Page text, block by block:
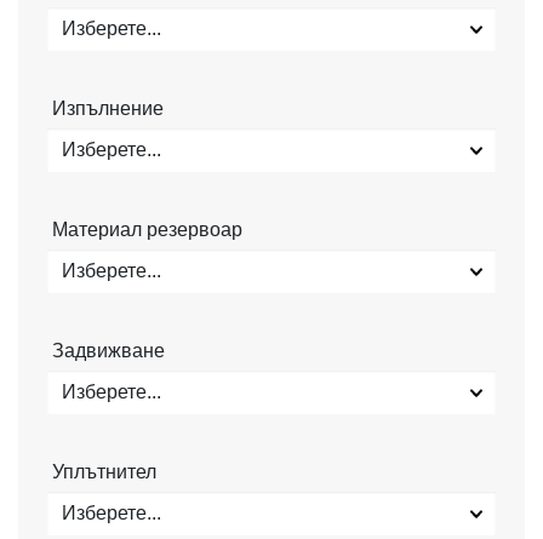
Изберете...
Изпълнение
Изберете...
Материал резервоар
Изберете...
Задвижване
Изберете...
Уплътнител
Изберете...